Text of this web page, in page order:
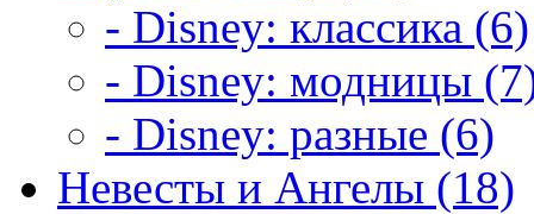
- Disney: классика (6)
- Disney: модницы
- Disney: разные (6)
Невесты и Ангелы (18)